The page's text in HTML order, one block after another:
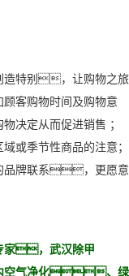
造特别，让购物之旅
购物时间及购物意
定从而促进销售 ；
季节性商品的注意；
品牌联系，更愿意
家，武汉除甲
气净化、绿